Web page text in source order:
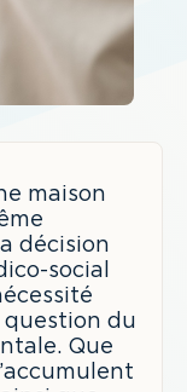
maison
décision
social
question du
Que